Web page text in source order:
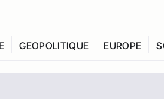
GEOPOLITIQUE EUROPE